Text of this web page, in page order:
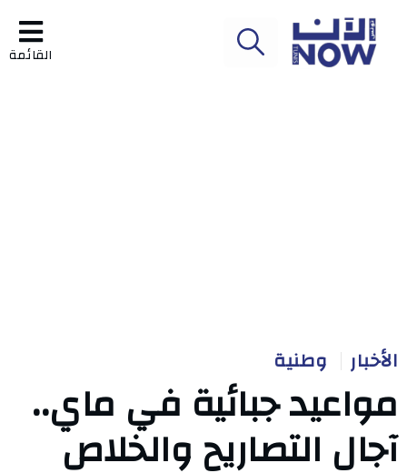
القائمة
الأخبار وطنية
مواعيد جبائية في ماي..
آجال التصاريح والخلاص